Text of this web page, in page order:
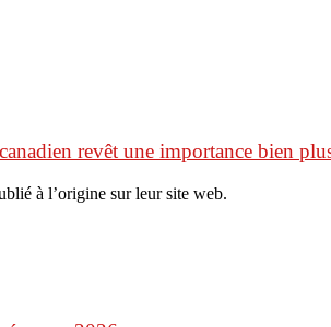
revêt une importance bien
à l’origine sur leur site web.